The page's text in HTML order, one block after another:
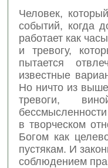
Человек,
событий, когда
работает как
и тревогу,
пытается
известные
Но ничто из
тревоги,
в творческом
Богом как
пустякам. И
соблюдением